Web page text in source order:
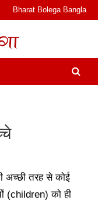
Bharat Bolega Bangla
बोलेगा हिंदी न्यूज़ वेबसाइट
भी समझदारी भी
अच्छी तरह से कोई
(children) को ही